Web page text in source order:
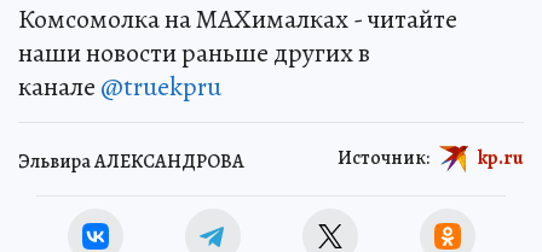
Комсомолка на MAXималках - читайте
наши новости раньше других в
канале @truekpru
Эльвира АЛЕКСАНДРОВА Источник: kp.ru